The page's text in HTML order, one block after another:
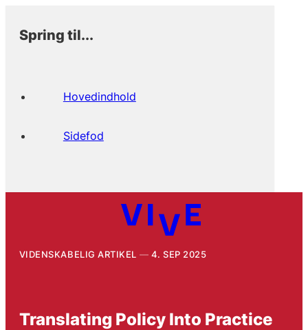
Spring til...
Hovedindhold
Sidefod
VIDENSKABELIG ARTIKEL 4. SEP 2025
Translating Policy Into Practice